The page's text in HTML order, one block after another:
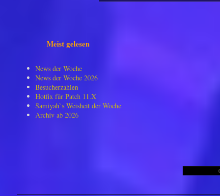
Meist gelesen
News der Woche
News der Woche 2026
Besucherzahlen
Hotfix für Patch 11.X
Samiyah`s Weisheit der Woche
Archiv ab 2026